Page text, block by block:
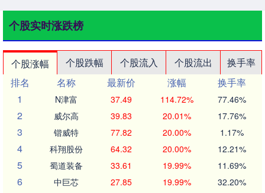
个股实时涨跌榜
个股涨幅 个股跌幅 个股流入 个股流出
换手率
排名
名称 最新价 涨幅
换手率
1
N津富 37.49 114.72% 77.46%
2 威尔高 39.83 20.01% 17.76%
3 锴威特 77.82 20.00% 1.17%
4 科翔股份 64.32 20.00% 12.21%
5 蜀道装备 33.61 19.99% 11.69%
6 中巨芯 27.85 19.99% 32.20%